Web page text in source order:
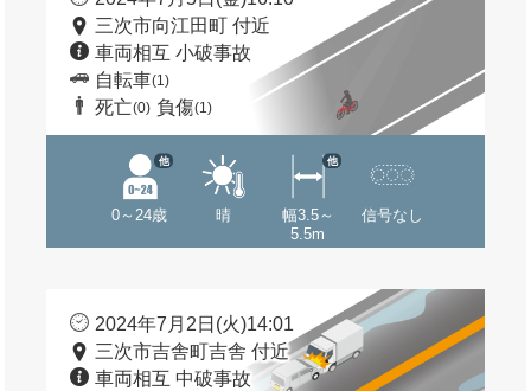
三次市向江田町 付近
車両相互 小破事故
自転車(1)
死亡(0) 負傷(1)
0～24歳
他
晴
幅3.5～
5.5m
他
信号なし
2024年7月2日(火)14:01
三次市吉舎町吉舎 付近
車両相互 中破事故